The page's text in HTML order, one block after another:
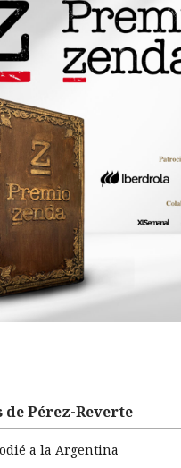
Pérez-Reverte
a la Argentina